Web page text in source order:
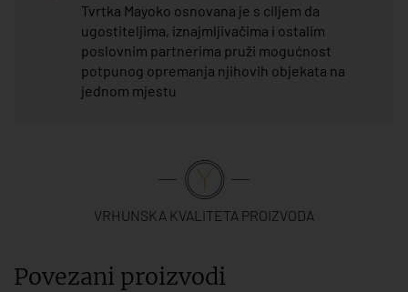
Tvrtka Mayoko osnovana je s ciljem da
ugostiteljima, iznajmljivačima i ostalim
poslovnim partnerima pruži mogućnost
potpunog opremanja njihovih objekata na
jednom mjestu
VRHUNSKA KVALITETA PROIZVODA
Povezani proizvodi